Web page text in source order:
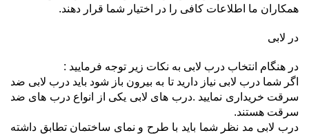
همکاران ما اطلاعات کافی را در اختیار شما قرار دهند.
در لابی
در هنگام انتخاب درب لابی به نکات زیر توجه فرمایید :
اگر شما درب لابی نیاز دارید تا به بیرون باز شود باید درب لابی ضد
سرقت خریداری نمایید .درب های لابی یکی از انواع درب های ضد
سرقت هستند.
درب لابی مد نظر شما باید با طرح و نمای ساختمان تطابق داشته